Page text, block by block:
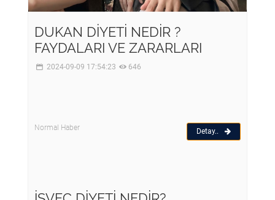
DUKAN DİYETİ NEDİR ?
FAYDALARI VE ZARARLARI
2024-09-09 17:54:23 646
Normal Haber Detay..